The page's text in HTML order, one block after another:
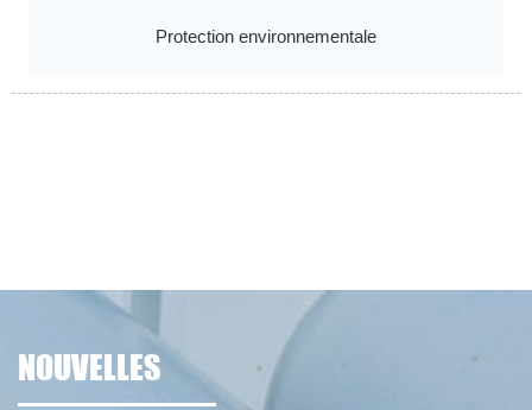
Protection environnementale
NOUVELLES